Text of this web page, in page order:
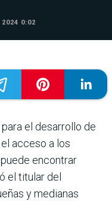
2024 0:02
el desarrollo de
acceso a los
encontrar
el titular del
y medianas